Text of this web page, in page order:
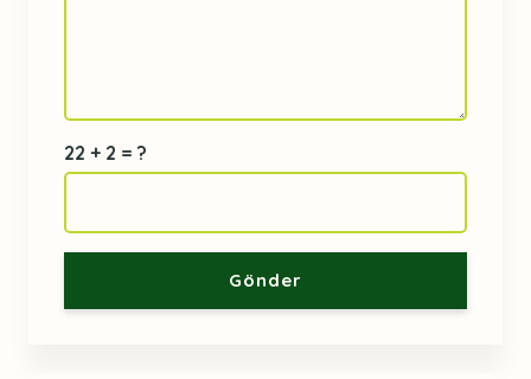
22 + 2 = ?
Gönder